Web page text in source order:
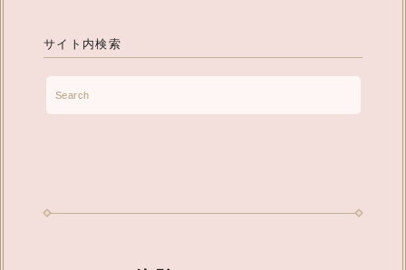
サイト内検索